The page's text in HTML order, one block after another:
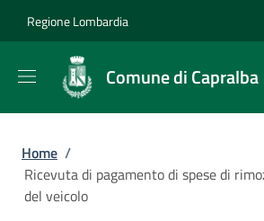
Regione Lombardia
Comune di Capralba
Briciole di pane
Home /
Ricevuta di pagamento di spese di
del veicolo